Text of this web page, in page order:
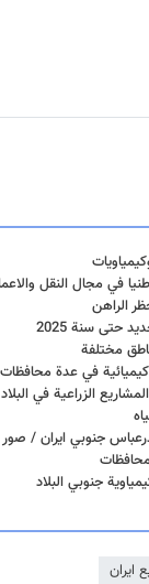
الراهن
مختلفة
الزراعية في البلاد
جنوبي ايران / صور
جنوبي البلاد
ايران